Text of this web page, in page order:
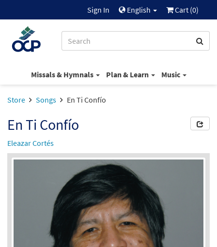
Sign In English Cart (0)
Missals & Hymnals Plan & Learn Music
Store Songs En Ti Confío
En Ti Confío
Eleazar Cortés